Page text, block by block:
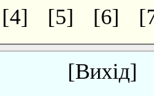
[4] [5] [6]
[Вихід]